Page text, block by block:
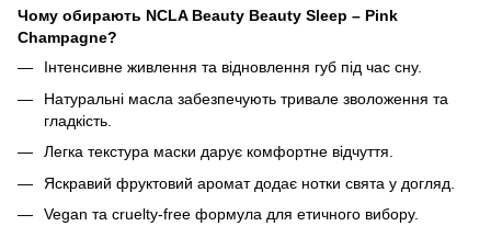
Чому обирають NCLA Beauty Beauty Sleep – Pink
Champagne?
Інтенсивне живлення та відновлення губ під час сну.
Натуральні масла забезпечують тривале зволоження та
гладкість.
Легка текстура маски дарує комфортне відчуття.
Яскравий фруктовий аромат додає нотки свята у догляд.
Vegan та cruelty-free формула для етичного вибору.